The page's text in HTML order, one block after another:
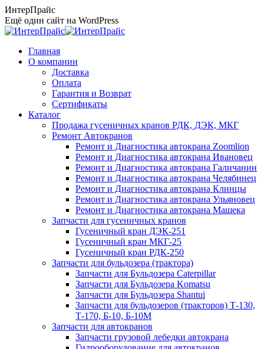
Перейти
к
содержанию
ИнтерПрайс
Ещё один сайт на WordPress
Главная
О компании
Доставка
Оплата
Гарантия и Возврат
Сертификаты
Каталог
Продажа гусеничных кранов РДК, ДЭК, МКГ
Ремонт Автокранов
Ремонт и Диагностика автокрана Zoomlion
Ремонт и Диагностика автокрана Ивановец
Ремонт и Диагностика автокрана Галичанин
Ремонт и Диагностика автокрана Челябинец
Ремонт и Диагностика автокрана Клинцы
Ремонт и Диагностика автокрана Ульяновец
Ремонт и Диагностика автокрана Машека
Запчасти для гусеничных кранов
Гусеничный кран ДЭК-251
Гусеничный кран МКГ-25
Гусеничный кран РДК-250
Запчасти для бульдозера (трактора)
Запчасти для Бульдозера Caterpillar
Запчасти для Бульдозера Komatsu
Запчасти для Бульдозера Shantui
Запчасти для бульдозеров (тракторов) Т-130,
Т-170, Б-10, Б-10М
Запчасти для автокранов
Запчасти грузовой лебедки автокрана